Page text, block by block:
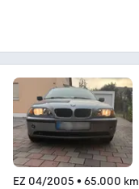
EZ 04/2005 • 65.000 km